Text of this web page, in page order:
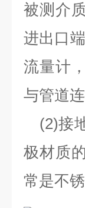
被测介
进出口
流量计
与管道
(2)接
极材质
常是不